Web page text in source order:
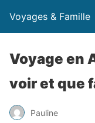
Voyages & Famille
Voyage en
voir et que
Pauline